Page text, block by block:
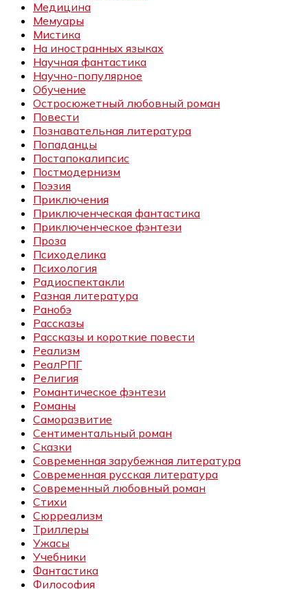
Медицина
Мемуары
Мистика
На иностранных языках
Научная фантастика
Научно-популярное
Обучение
Остросюжетный любовный роман
Повести
Познавательная литература
Попаданцы
Постапокалипсис
Постмодернизм
Поэзия
Приключения
Приключенческая фантастика
Приключенческое фэнтези
Проза
Психоделика
Психология
Радиоспектакли
Разная литература
Ранобэ
Рассказы
Рассказы и короткие повести
Реализм
РеалРПГ
Религия
Романтическое фэнтези
Романы
Саморазвитие
Сентиментальный роман
Сказки
Современная зарубежная литература
Современная русская литература
Современный любовный роман
Стихи
Сюрреализм
Триллеры
Ужасы
Учебники
Фантастика
Философия